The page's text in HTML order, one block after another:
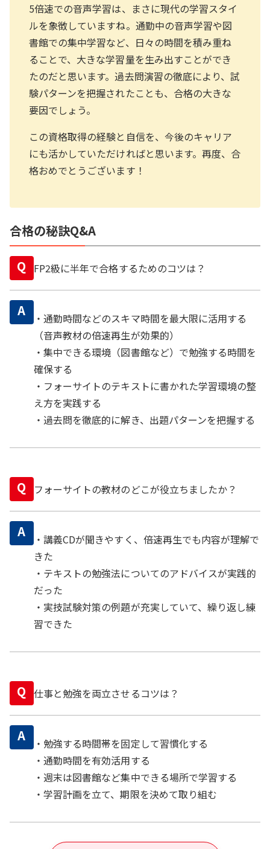
5倍速での音声学習は、まさに現代の学習スタイ
ルを象徴していますね。通勤中の音声学習や図
書館での集中学習など、日々の時間を積み重ね
ることで、大きな学習量を生み出すことができ
たのだと思います。過去問演習の徹底により、試
験パターンを把握されたことも、合格の大きな
要因でしょう。
この資格取得の経験と自信を、今後のキャリア
にも活かしていただければと思います。再度、合
格おめでとうございます！
合格の秘訣Q&A
Q FP2級に半年で合格するためのコツは？
A
・通勤時間などのスキマ時間を最大限に活用する
（音声教材の倍速再生が効果的）
・集中できる環境（図書館など）で勉強する時間を
確保する
・フォーサイトのテキストに書かれた学習環境の整
え方を実践する
・過去問を徹底的に解き、出題パターンを把握する
Q フォーサイトの教材のどこが役立ちましたか？
A
・講義CDが聞きやすく、倍速再生でも内容が理解で
きた
・テキストの勉強法についてのアドバイスが実践的
だった
・実技試験対策の例題が充実していて、繰り返し練
習できた
Q 仕事と勉強を両立させるコツは？
A
・勉強する時間帯を固定して習慣化する
・通勤時間を有効活用する
・週末は図書館など集中できる場所で学習する
・学習計画を立て、期限を決めて取り組む